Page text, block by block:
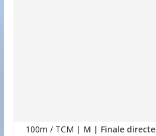
100m / TCM | M | Finale directe